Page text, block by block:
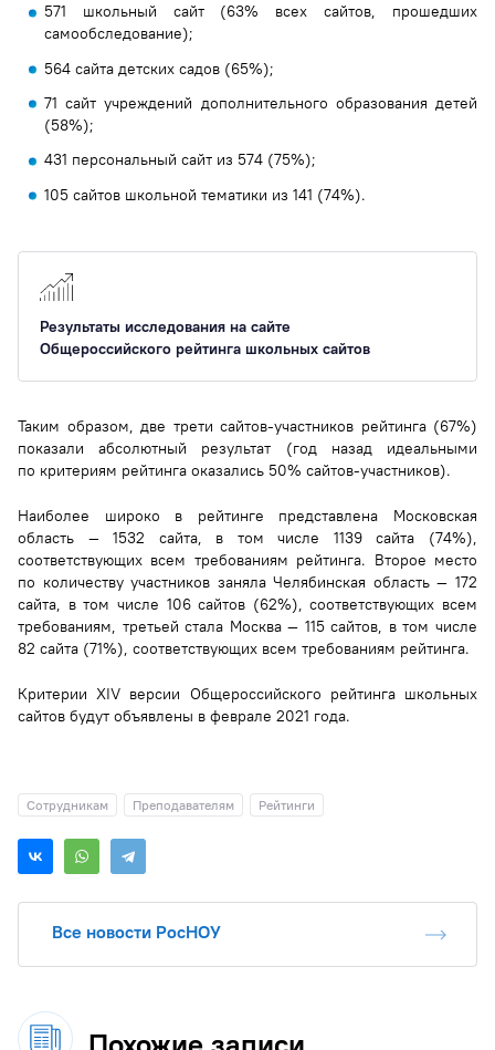
571 школьный сайт (63% всех сайтов, прошедших
самообследование);
564 сайта детских садов (65%);
71 сайт учреждений дополнительного образования детей
(58%);
431 персональный сайт из 574 (75%);
105 сайтов школьной тематики из 141 (74%).
Результаты исследования на сайте
Общероссийского рейтинга школьных сайтов
Таким образом, две трети сайтов-участников рейтинга (67%)
показали абсолютный результат (год назад идеальными
по критериям рейтинга оказались 50% сайтов-участников).
Наиболее широко в рейтинге представлена Московская
область — 1532 сайта, в том числе 1139 сайта (74%),
соответствующих всем требованиям рейтинга. Второе место
по количеству участников заняла Челябинская область — 172
сайта, в том числе 106 сайтов (62%), соответствующих всем
требованиям, третьей стала Москва — 115 сайтов, в том числе
82 сайта (71%), соответствующих всем требованиям рейтинга.
Критерии XIV версии Общероссийского рейтинга школьных
сайтов будут объявлены в феврале 2021 года.
Сотрудникам Преподавателям Рейтинги
Все новости РосНОУ